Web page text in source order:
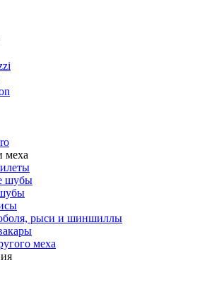
меха
шубы
рыси и шиншиллы
меха